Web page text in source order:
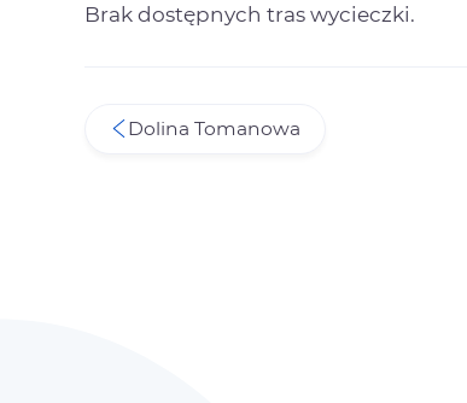
Brak dostępnych tras wycieczki.
Dolina Tomanowa